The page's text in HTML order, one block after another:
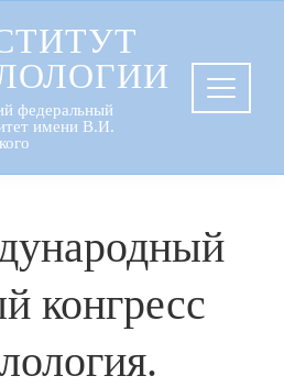
федеральный
имени В.И.
конгресс